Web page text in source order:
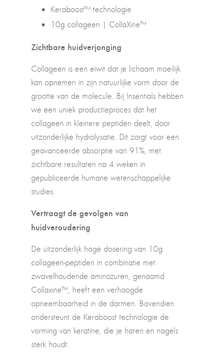
Keraboost™ technologie
10g collageen | CollaXine™
Zichtbare huidverjonging
Collageen is een eiwit dat je lichaam moeilijk
kan opnemen in zijn natuurlijke vorm door de
grootte van de molecule. Bij Insentials hebben
we een uniek productieproces dat het
collageen in kleinere peptiden deelt, door
uitzonderlijke hydrolysatie. Dit zorgt voor een
geavanceerde absorptie van 91%, met
zichtbare resultaten na 4 weken in
gepubliceerde humane wetenschappelijke
studies.
Vertraagt de gevolgen van
huidveroudering
De uitzonderlijk hoge dosering van 10g
collageen-peptiden in combinatie met
zwavelhoudende aminozuren, genaamd
Collaxine™, heeft een verhoogde
opneembaarheid in de darmen. Bovendien
ondersteunt de Keraboost technologie de
vorming van keratine, die je haren en nagels
sterk houdt.